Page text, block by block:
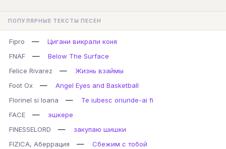
ПОПУЛЯРНЫЕ ТЕКСТЫ ПЕСЕН
Fipro —
Цигани викрали коня
FNAF
—
Below The Surface
Felice Rivarez
—
Жизнь взаймы
Foot Ox
—
Angel Eyes and Basketball
Florinel si Ioana
—
Te iubesc oriunde-ai fi
FACE
—
эшкере
FINESSELORD
—
закупаю шишки
FIZICA, Аберрация
—
Сбежим с тобой